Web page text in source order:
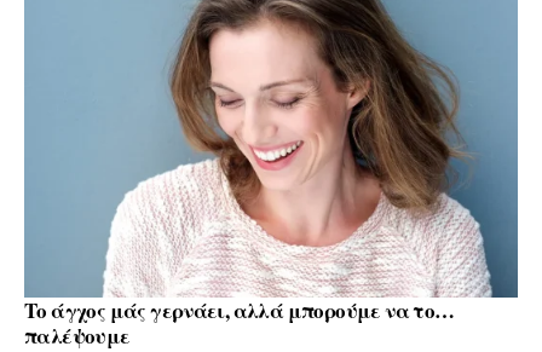
Το άγχος μάς γερνάει, αλλά μπορούμε να το…
παλέψουμε